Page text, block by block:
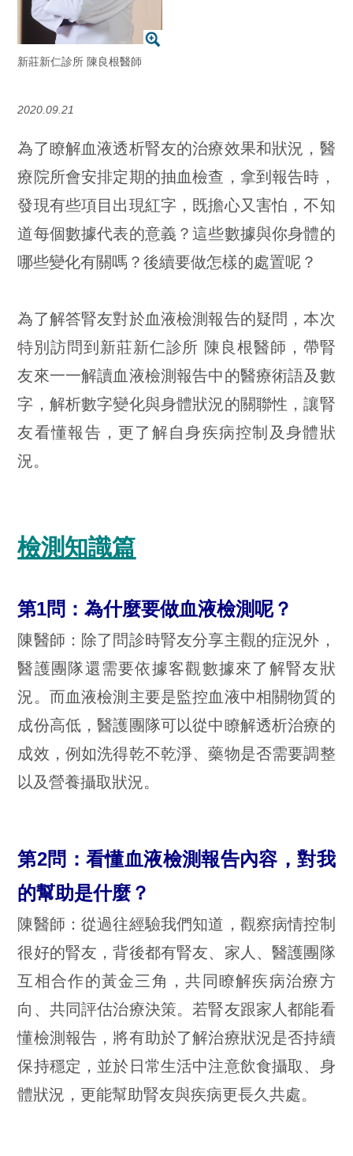
新莊新仁診所 陳良根醫師
2020.09.21
為了瞭解血液透析腎友的治療效果和狀況，醫
療院所會安排定期的抽血檢查，拿到報告時，
發現有些項目出現紅字，既擔心又害怕，不知
道每個數據代表的意義？這些數據與你身體的
哪些變化有關嗎？後續要做怎樣的處置呢？
為了解答腎友對於血液檢測報告的疑問，本次
特別訪問到新莊新仁診所 陳良根醫師，帶腎
友來一一解讀血液檢測報告中的醫療術語及數
字，解析數字變化與身體狀況的關聯性，讓腎
友看懂報告，更了解自身疾病控制及身體狀
況。
檢測知識篇
第1問：為什麼要做血液檢測呢？
陳醫師：除了問診時腎友分享主觀的症況外，
醫護團隊還需要依據客觀數據來了解腎友狀
況。而血液檢測主要是監控血液中相關物質的
成份高低，醫護團隊可以從中瞭解透析治療的
成效，例如洗得乾不乾淨、藥物是否需要調整
以及營養攝取狀況。
第2問：看懂血液檢測報告內容，對我
的幫助是什麼？
陳醫師：從過往經驗我們知道，觀察病情控制
很好的腎友，背後都有腎友、家人、醫護團隊
互相合作的黃金三角，共同瞭解疾病治療方
向、共同評估治療決策。若腎友跟家人都能看
懂檢測報告，將有助於了解治療狀況是否持續
保持穩定，並於日常生活中注意飲食攝取、身
體狀況，更能幫助腎友與疾病更長久共處。